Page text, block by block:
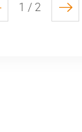
previous
1 / 2 next